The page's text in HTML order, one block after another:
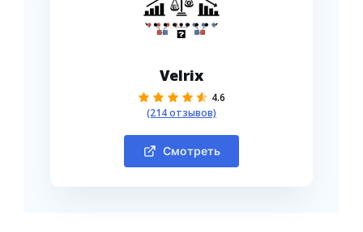
Velrix
4.6
(214 отзывов)
Смотреть